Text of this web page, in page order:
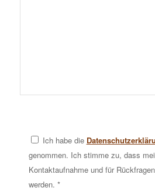
Ich habe die
genommen. Ich stimme zu, dass
Kontaktaufnahme und für
werden. *